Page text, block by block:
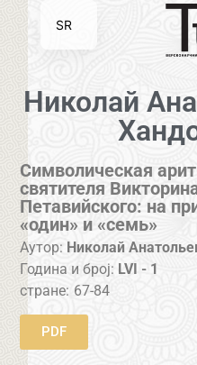
Николай
Символическая
святителя
Петавийского: на
«один» и «семь»
Аутор: Николай
Година и број: LVI - 1
стране: 67-84
PDF
SR
EN